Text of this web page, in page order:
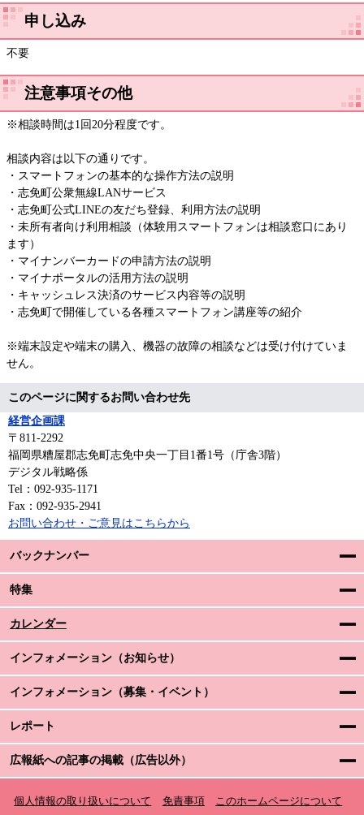
バックナンバー
特集
カレンダー
インフォメーション（お知らせ）
インフォメーション（募集・イベント）
レポート
広報紙への記事の掲載（広告以外）
申し込み
不要
注意事項その他
※相談時間は1回20分程度です。
相談内容は以下の通りです。
・スマートフォンの基本的な操作方法の説明
・志免町公衆無線LANサービス
・志免町公式LINEの友だち登録、利用方法の説明
・未所有者向け利用相談（体験用スマートフォンは相談窓口にあり
ます）
・マイナンバーカードの申請方法の説明
・マイナポータルの活用方法の説明
・キャッシュレス決済のサービス内容等の説明
・志免町で開催している各種スマートフォン講座等の紹介
※端末設定や端末の購入、機器の故障の相談などは受け付けていま
せん。
このページに関するお問い合わせ先
経営企画課
〒811-2292
福岡県糟屋郡志免町志免中央一丁目1番1号（庁舎3階）
デジタル戦略係
Tel：092-935-1171
Fax：092-935-2941
お問い合わせ・ご意見はこちらから
個人情報の取り扱いについて 免責事項 このホームページについて